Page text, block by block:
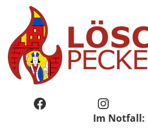
springen
Löschzug
Facebook Instagram
Im Notfall: